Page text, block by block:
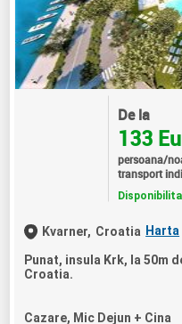
De la
133
persoana/
transport
Kvarner, Croatia Harta
Punat, insula Krk, la 50m
Croatia.
Cazare, Mic Dejun + Cina